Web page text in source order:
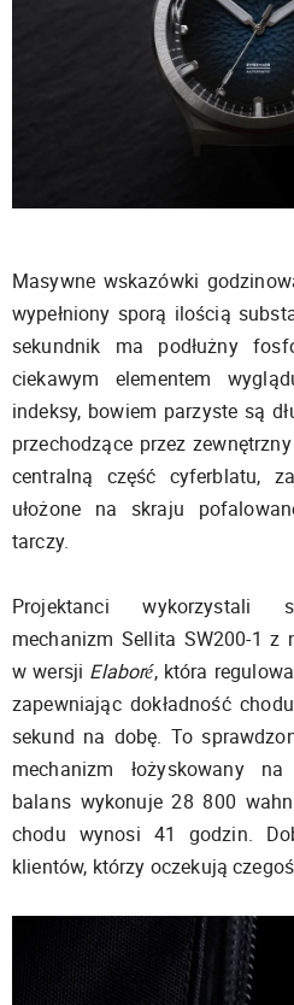
Masywne wskazówki
wypełniony sporą ilością
sekundnik ma podłużny
ciekawym elementem
indeksy, bowiem parzyste są
przechodzące przez
centralną część cyferblatu,
ułożone na skraju
tarczy.
Projektanci wykorzystali
mechanizm Sellita SW200-1 z
w wersji Elaboré, która
zapewniając dokładność
sekund na dobę. To
mechanizm łożyskowany
balans wykonuje 28 800
chodu wynosi 41 godzin.
klientów, którzy oczekują